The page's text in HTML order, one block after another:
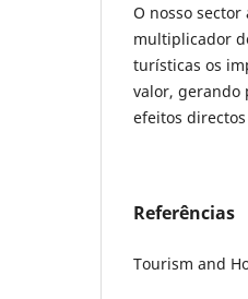
O nosso
multiplicador
turísticas os
valor, gerando
efeitos
Referências
Tourism and